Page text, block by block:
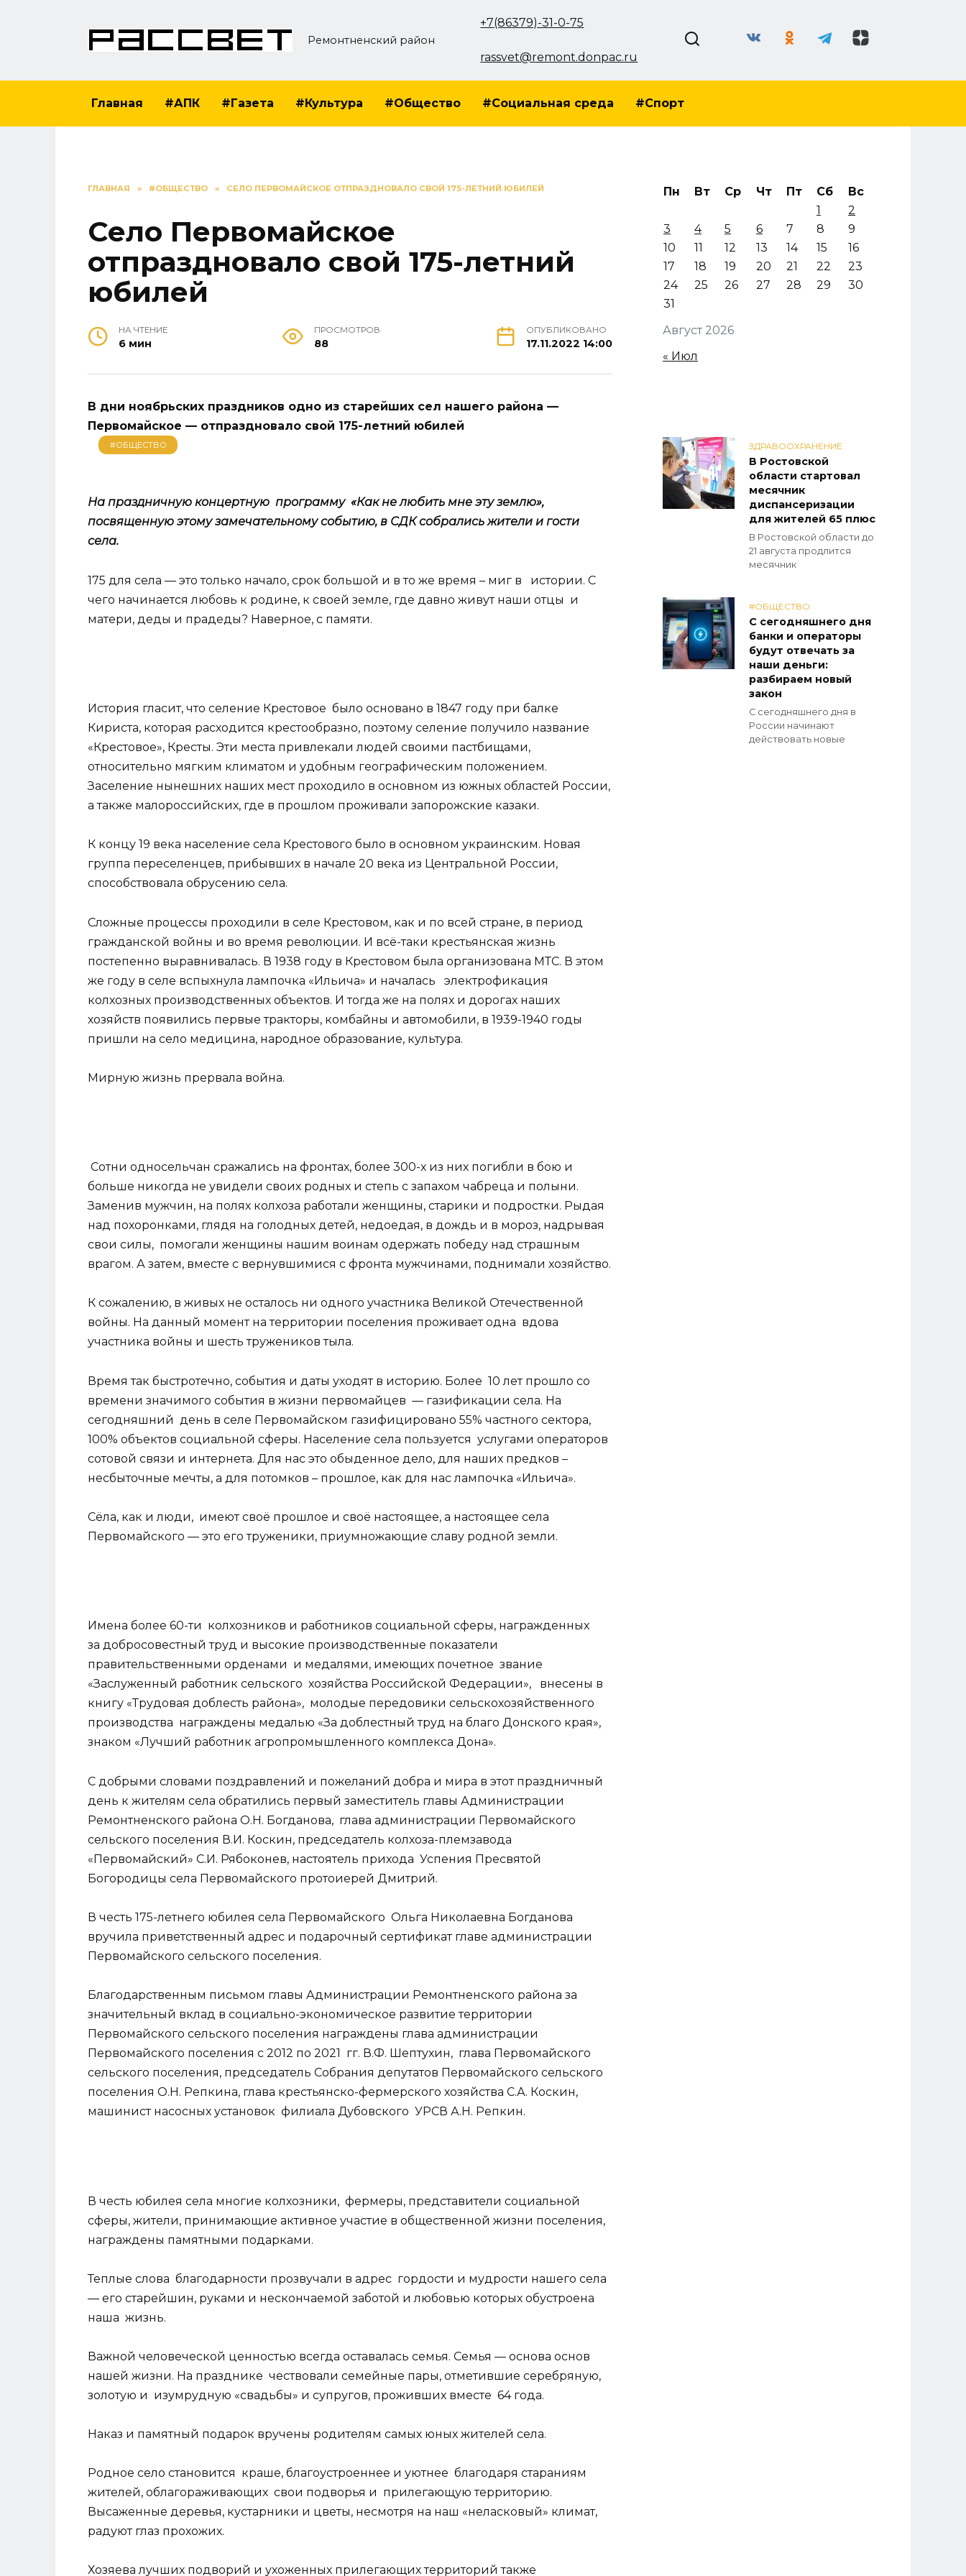
Ремонтненский район
+7(86379)-31-0-75
rassvet@remont.donpac.ru
Главная #АПК #Газета #Культура #Общество #Социальная среда #Спорт
ГЛАВНАЯ » #ОБЩЕСТВО » СЕЛО ПЕРВОМАЙСКОЕ ОТПРАЗДНОВАЛО СВОЙ 175-ЛЕТНИЙ ЮБИЛЕЙ
Село Первомайское
отпраздновало свой 175-летний
юбилей
НА ЧТЕНИЕ
6 мин
ПРОСМОТРОВ
88
ОПУБЛИКОВАНО
17.11.2022 14:00
В дни ноябрьских праздников одно из старейших сел нашего района —
Первомайское — отпраздновало свой 175-летний юбилей
#ОБЩЕСТВО
На праздничную концертную программу «Как не любить мне эту землю»,
посвященную этому замечательному событию, в СДК собрались жители и гости
села.
175 для села — это только начало, срок большой и в то же время – миг в истории. С
чего начинается любовь к родине, к своей земле, где давно живут наши отцы и
матери, деды и прадеды? Наверное, с памяти.
История гласит, что селение Крестовое было основано в 1847 году при балке
Кириста, которая расходится крестообразно, поэтому селение получило название
«Крестовое», Кресты. Эти места привлекали людей своими пастбищами,
относительно мягким климатом и удобным географическим положением.
Заселение нынешних наших мест проходило в основном из южных областей России,
а также малороссийских, где в прошлом проживали запорожские казаки.
К концу 19 века население села Крестового было в основном украинским. Новая
группа переселенцев, прибывших в начале 20 века из Центральной России,
способствовала обрусению села.
Сложные процессы проходили в селе Крестовом, как и по всей стране, в период
гражданской войны и во время революции. И всё-таки крестьянская жизнь
постепенно выравнивалась. В 1938 году в Крестовом была организована МТС. В этом
же году в селе вспыхнула лампочка «Ильича» и началась электрофикация
колхозных производственных объектов. И тогда же на полях и дорогах наших
хозяйств появились первые тракторы, комбайны и автомобили, в 1939-1940 годы
пришли на село медицина, народное образование, культура.
Мирную жизнь прервала война.
Сотни односельчан сражались на фронтах, более 300-х из них погибли в бою и
больше никогда не увидели своих родных и степь с запахом чабреца и полыни.
Заменив мужчин, на полях колхоза работали женщины, старики и подростки. Рыдая
над похоронками, глядя на голодных детей, недоедая, в дождь и в мороз, надрывая
свои силы, помогали женщины нашим воинам одержать победу над страшным
врагом. А затем, вместе с вернувшимися с фронта мужчинами, поднимали хозяйство.
К сожалению, в живых не осталось ни одного участника Великой Отечественной
войны. На данный момент на территории поселения проживает одна вдова
участника войны и шесть тружеников тыла.
Время так быстротечно, события и даты уходят в историю. Более 10 лет прошло со
времени значимого события в жизни первомайцев — газификации села. На
сегодняшний день в селе Первомайском газифицировано 55% частного сектора,
100% объектов социальной сферы. Население села пользуется услугами операторов
сотовой связи и интернета. Для нас это обыденное дело, для наших предков –
несбыточные мечты, а для потомков – прошлое, как для нас лампочка «Ильича».
Сёла, как и люди, имеют своё прошлое и своё настоящее, а настоящее села
Первомайского — это его труженики, приумножающие славу родной земли.
Имена более 60-ти колхозников и работников социальной сферы, награжденных
за добросовестный труд и высокие производственные показатели
правительственными орденами и медалями, имеющих почетное звание
«Заслуженный работник сельского хозяйства Российской Федерации», внесены в
книгу «Трудовая доблесть района», молодые передовики сельскохозяйственного
производства награждены медалью «За доблестный труд на благо Донского края»,
знаком «Лучший работник агропромышленного комплекса Дона».
С добрыми словами поздравлений и пожеланий добра и мира в этот праздничный
день к жителям села обратились первый заместитель главы Администрации
Ремонтненского района О.Н. Богданова, глава администрации Первомайского
сельского поселения В.И. Коскин, председатель колхоза-племзавода
«Первомайский» С.И. Рябоконев, настоятель прихода Успения Пресвятой
Богородицы села Первомайского протоиерей Дмитрий.
В честь 175-летнего юбилея села Первомайского Ольга Николаевна Богданова
вручила приветственный адрес и подарочный сертификат главе администрации
Первомайского сельского поселения.
Благодарственным письмом главы Администрации Ремонтненского района за
значительный вклад в социально-экономическое развитие территории
Первомайского сельского поселения награждены глава администрации
Первомайского поселения с 2012 по 2021 гг. В.Ф. Шептухин, глава Первомайского
сельского поселения, председатель Собрания депутатов Первомайского сельского
поселения О.Н. Репкина, глава крестьянско-фермерского хозяйства С.А. Коскин,
машинист насосных установок филиала Дубовского УРСВ А.Н. Репкин.
В честь юбилея села многие колхозники, фермеры, представители социальной
сферы, жители, принимающие активное участие в общественной жизни поселения,
награждены памятными подарками.
Теплые слова благодарности прозвучали в адрес гордости и мудрости нашего села
— его старейшин, руками и нескончаемой заботой и любовью которых обустроена
наша жизнь.
Важной человеческой ценностью всегда оставалась семья. Семья — основа основ
нашей жизни. На празднике чествовали семейные пары, отметившие серебряную,
золотую и изумрудную «свадьбы» и супругов, проживших вместе 64 года.
Наказ и памятный подарок вручены родителям самых юных жителей села.
Родное село становится краше, благоустроеннее и уютнее благодаря стараниям
жителей, облагораживающих свои подворья и прилегающую территорию.
Высаженные деревья, кустарники и цветы, несмотря на наш «неласковый» климат,
радуют глаз прохожих.
Хозяева лучших подворий и ухоженных прилегающих территорий также
Август 2026
Пн Вт Ср Чт Пт Сб
Вс
1
2
3
4 5 6 7 8
9
10
11 12 13 14 15
16
17
18 19 20 21 22
23
24
25 26 27 28 29
30
31
« Июл
ЗДРАВООХРАНЕНИЕ
В Ростовской
области стартовал
месячник
диспансеризации
для жителей 65 плюс
В Ростовской области до
21 августа продлится
месячник
#ОБЩЕСТВО
С сегодняшнего дня
банки и операторы
будут отвечать за
наши деньги:
разбираем новый
закон
С сегодняшнего дня в
России начинают
действовать новые